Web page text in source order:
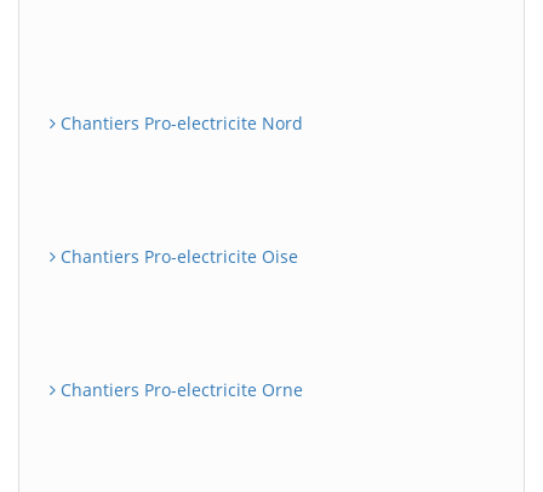
Chantiers Pro-electricite Nord
Chantiers Pro-electricite Oise
Chantiers Pro-electricite Orne